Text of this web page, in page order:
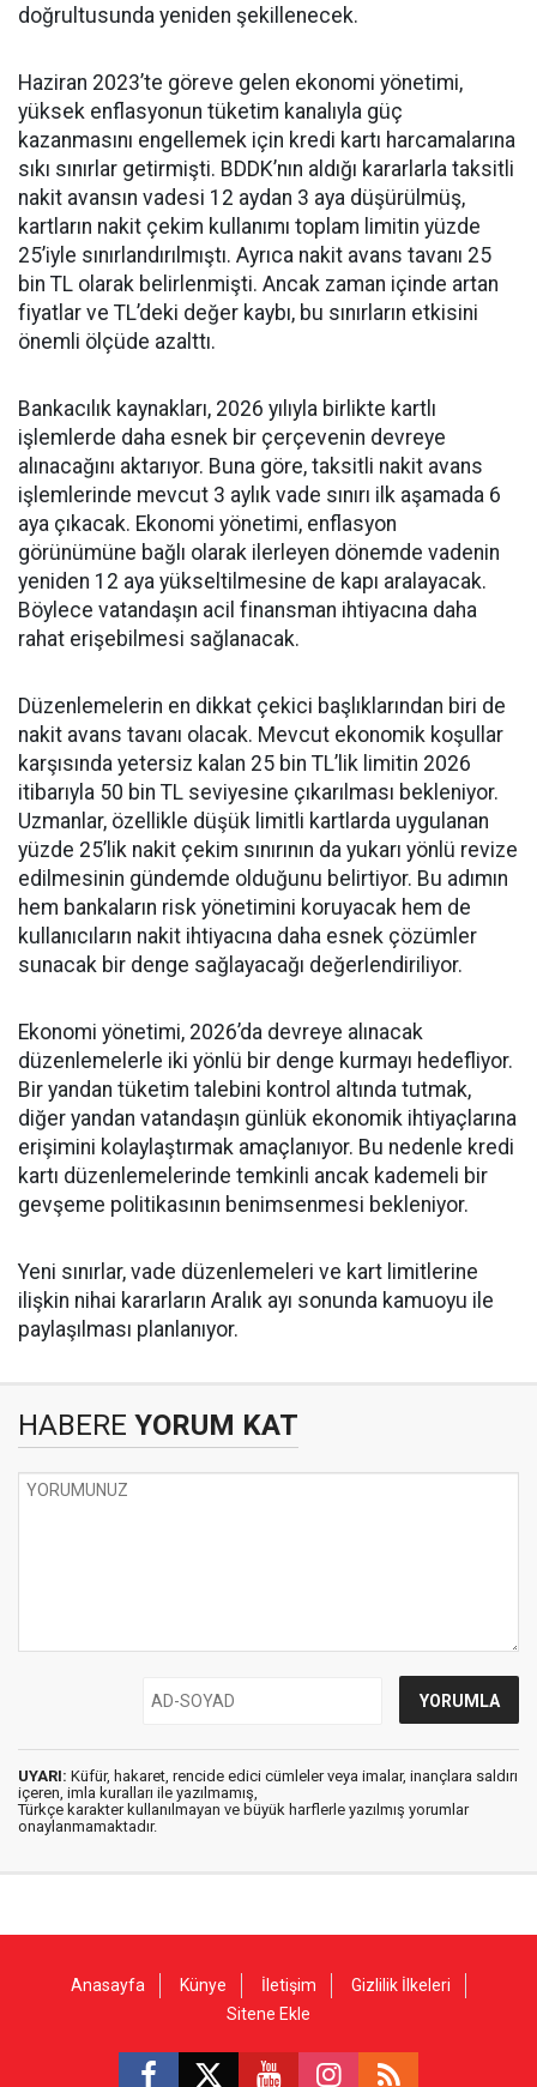
doğrultusunda yeniden şekillenecek.
Haziran 2023’te göreve gelen ekonomi yönetimi,
yüksek enflasyonun tüketim kanalıyla güç
kazanmasını engellemek için kredi kartı harcamalarına
sıkı sınırlar getirmişti. BDDK’nın aldığı kararlarla taksitli
nakit avansın vadesi 12 aydan 3 aya düşürülmüş,
kartların nakit çekim kullanımı toplam limitin yüzde
25’iyle sınırlandırılmıştı. Ayrıca nakit avans tavanı 25
bin TL olarak belirlenmişti. Ancak zaman içinde artan
fiyatlar ve TL’deki değer kaybı, bu sınırların etkisini
önemli ölçüde azalttı.
Bankacılık kaynakları, 2026 yılıyla birlikte kartlı
işlemlerde daha esnek bir çerçevenin devreye
alınacağını aktarıyor. Buna göre, taksitli nakit avans
işlemlerinde mevcut 3 aylık vade sınırı ilk aşamada 6
aya çıkacak. Ekonomi yönetimi, enflasyon
görünümüne bağlı olarak ilerleyen dönemde vadenin
yeniden 12 aya yükseltilmesine de kapı aralayacak.
Böylece vatandaşın acil finansman ihtiyacına daha
rahat erişebilmesi sağlanacak.
Düzenlemelerin en dikkat çekici başlıklarından biri de
nakit avans tavanı olacak. Mevcut ekonomik koşullar
karşısında yetersiz kalan 25 bin TL’lik limitin 2026
itibarıyla 50 bin TL seviyesine çıkarılması bekleniyor.
Uzmanlar, özellikle düşük limitli kartlarda uygulanan
yüzde 25’lik nakit çekim sınırının da yukarı yönlü revize
edilmesinin gündemde olduğunu belirtiyor. Bu adımın
hem bankaların risk yönetimini koruyacak hem de
kullanıcıların nakit ihtiyacına daha esnek çözümler
sunacak bir denge sağlayacağı değerlendiriliyor.
Ekonomi yönetimi, 2026’da devreye alınacak
düzenlemelerle iki yönlü bir denge kurmayı hedefliyor.
Bir yandan tüketim talebini kontrol altında tutmak,
diğer yandan vatandaşın günlük ekonomik ihtiyaçlarına
erişimini kolaylaştırmak amaçlanıyor. Bu nedenle kredi
kartı düzenlemelerinde temkinli ancak kademeli bir
gevşeme politikasının benimsenmesi bekleniyor.
Yeni sınırlar, vade düzenlemeleri ve kart limitlerine
ilişkin nihai kararların Aralık ayı sonunda kamuoyu ile
paylaşılması planlanıyor.
HABERE YORUM KAT
UYARI: Küfür, hakaret, rencide edici cümleler veya imalar, inançlara saldırı
içeren, imla kuralları ile yazılmamış,
Türkçe karakter kullanılmayan ve büyük harflerle yazılmış yorumlar
onaylanmamaktadır.
Anasayfa Künye İletişim
Gizlilik İlkeleri
Sitene Ekle